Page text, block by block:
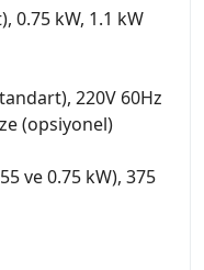
0.75 kW, 1.1 kW
220V 60Hz
(opsiyonel)
ve 0.75 kW), 375